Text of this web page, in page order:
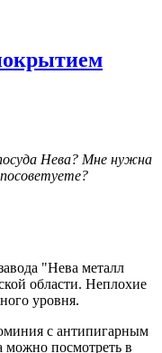
Нева? Мне нужна
"Нева металл
области. Неплохие
уровня.
с антипигарным
можно посмотреть в